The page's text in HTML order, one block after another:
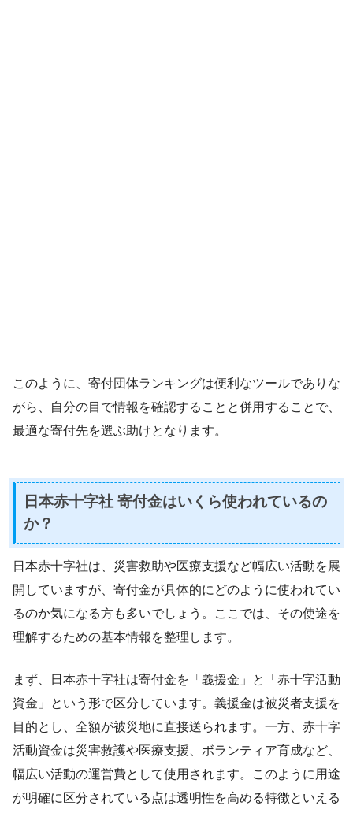
このように、寄付団体ランキングは便利なツールでありな
がら、自分の目で情報を確認することと併用することで、
最適な寄付先を選ぶ助けとなります。
日本赤十字社 寄付金はいくら使われているの
か？
日本赤十字社は、災害救助や医療支援など幅広い活動を展
開していますが、寄付金が具体的にどのように使われてい
るのか気になる方も多いでしょう。ここでは、その使途を
理解するための基本情報を整理します。
まず、日本赤十字社は寄付金を「義援金」と「赤十字活動
資金」という形で区分しています。義援金は被災者支援を
目的とし、全額が被災地に直接送られます。一方、赤十字
活動資金は災害救護や医療支援、ボランティア育成など、
幅広い活動の運営費として使用されます。このように用途
が明確に区分されている点は透明性を高める特徴といえる